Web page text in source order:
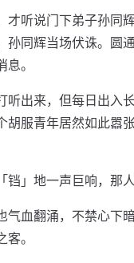
才听说门下弟子孙同
孙同辉当场伏诛。圆
。
听出来，但每日出入
胡服青年居然如此嚣
」地一声巨响，那
气血翻涌，不禁心下
。